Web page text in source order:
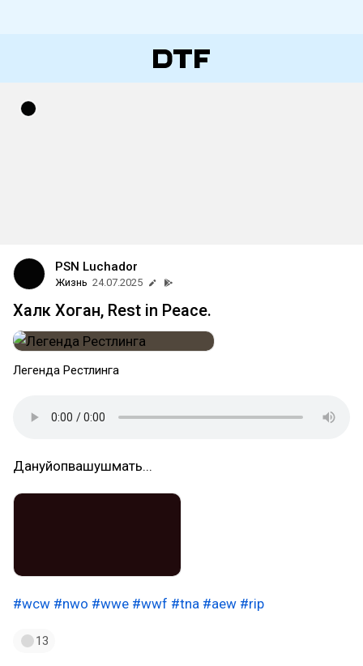
PSN Luchador
Жизнь 24.07.2025
Халк Хоган, Rest in Peace.
Легенда Рестлинга
Дануйопвашушмать...
#wcw #nwo #wwe #wwf #tna #aew #rip
13